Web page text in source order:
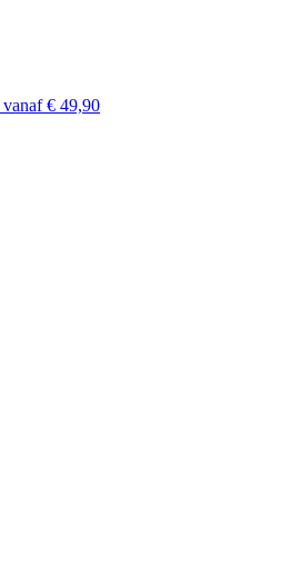
vanaf € 49,90